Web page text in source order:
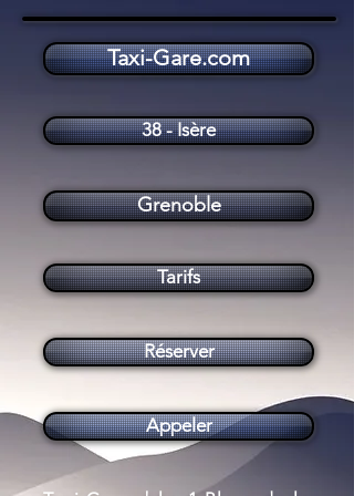
Tarifs
Taxi Grenoble (38000)
Grenoble
Taxi-Gare.com
Réserver
Appeler
38 - Isère